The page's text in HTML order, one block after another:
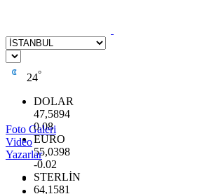
24°
DOLAR
47,5894
0.08
EURO
55,0398
-0.02
STERLİN
64,1581
Foto Galeri
Video
Yazarlar